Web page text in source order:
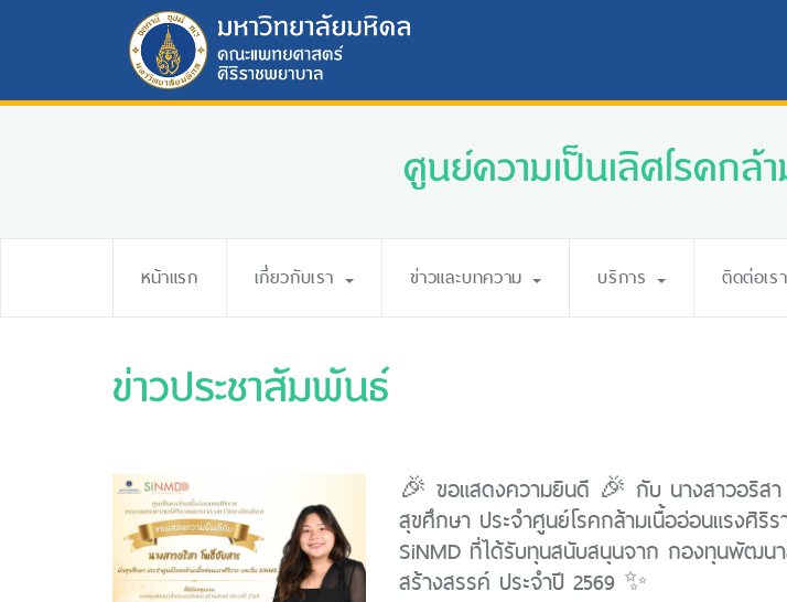
ศูนย์ความเป็นเลิศโรคกล้
หน้าแรก เกี่ยวกับเรา ข่าวและบทความ บริการ ติดต่อเรา
ข่าวประชาสัมพันธ์
🎉 ขอแสดงความยินดี 🎉 กับ นางสาวอริส
สุขศึกษา ประจำศูนย์โรคกล้ามเนื้ออ่อนแรงศิริร
SiNMD ที่ได้รับทุนสนับสนุนจาก กองทุนพัฒน
สร้างสรรค์ ประจำปี 2569 ✨